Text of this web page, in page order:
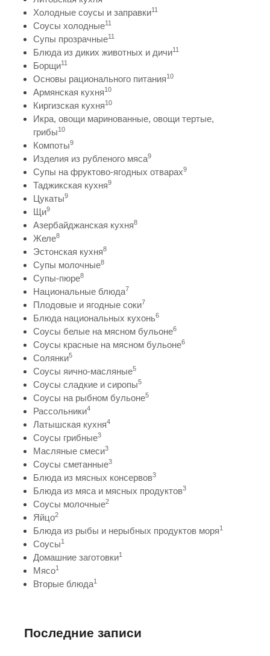
Холодные соусы и заправки11
Соусы холодные11
Супы прозрачные11
Блюда из диких животных и дичи11
Борщи11
Основы рационального питания10
Армянская кухня10
Киргизская кухня10
Икра, овощи маринованные, овощи тертые,
грибы10
Компоты9
Изделия из рубленого мяса9
Супы на фруктово-ягодных отварах9
Таджикская кухня9
Цукаты9
Щи9
Азербайджанская кухня8
Желе8
Эстонская кухня8
Супы молочные8
Супы-пюре8
Национальные блюда7
Плодовые и ягодные соки7
Блюда национальных кухонь6
Соусы белые на мясном бульоне6
Соусы красные на мясном бульоне6
Солянки5
Соусы яично-масляные5
Соусы сладкие и сиропы5
Соусы на рыбном бульоне5
Рассольники4
Латышская кухня4
Соусы грибные3
Масляные смеси3
Соусы сметанные3
Блюда из мясных консервов3
Блюда из мяса и мясных продуктов3
Соусы молочные2
Яйцо2
Блюда из рыбы и нерыбных продуктов моря1
Соусы1
Домашние заготовки1
Мясо1
Вторые блюда1
Последние записи